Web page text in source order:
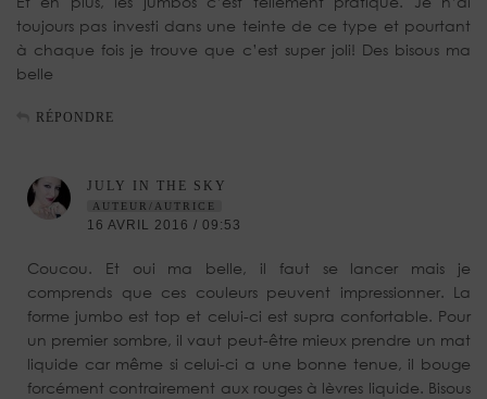
toujours pas investi dans une teinte de ce type et pourtant
à chaque fois je trouve que c’est super joli! Des bisous ma
belle
RÉPONDRE
JULY IN THE SKY
AUTEUR/AUTRICE
16 AVRIL 2016 / 09:53
Coucou. Et oui ma belle, il faut se lancer mais je
comprends que ces couleurs peuvent impressionner. La
forme jumbo est top et celui-ci est supra confortable. Pour
un premier sombre, il vaut peut-être mieux prendre un mat
liquide car même si celui-ci a une bonne tenue, il bouge
forcément contrairement aux rouges à lèvres liquide. Bisous